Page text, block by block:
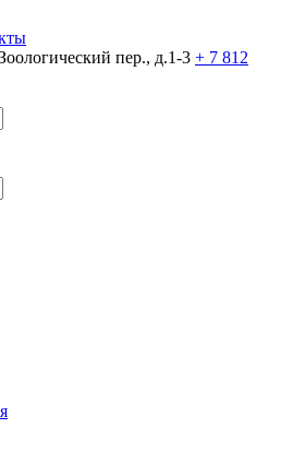
пер., д.1-3 + 7 812